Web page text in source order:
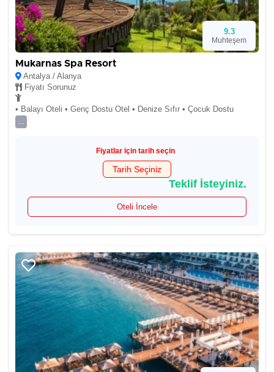
9.3
Muhteşem
Mukarnas Spa Resort
Antalya / Alanya
Fiyatı Sorunuz
• Balayı Oteli • Genç Dostu Otel • Denize Sıfır • Çocuk Dostu
Fiyatlar için tarih seçin
Tarih Seçiniz
Teklif İsteyiniz.
Oteli İncele